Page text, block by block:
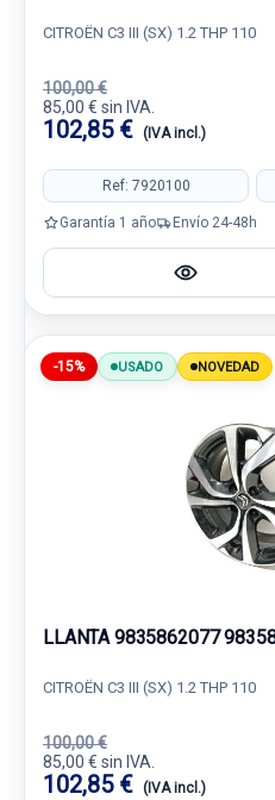
CITROËN C3 III (SX) 1.2 THP 110
100,00 €
85,00 € sin IVA.
102,85 € (IVA incl.)
Ref: 7920100
Garantía 1 año Envío 24-48h
-15% USADO NOVEDAD
LLANTA 9835862077
CITROËN C3 III (SX) 1.2 THP 110
100,00 €
85,00 € sin IVA.
102,85 € (IVA incl.)